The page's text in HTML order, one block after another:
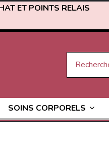
ET POINTS RELAIS
SOINS CORPORELS